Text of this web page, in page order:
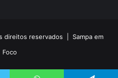
direitos reservados | Sampa em
Foco